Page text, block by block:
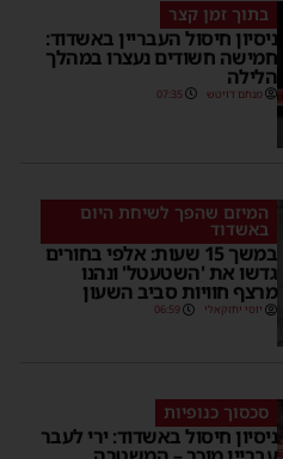
בתוך זמן קצר
ניסיון חיסול העבריין באשדוד:
חמישה חשודים נעצרו במהלך
הלילה
מנחם דויטש 07:35
המיזם שהפך לשיחת היום
באשדוד
במשך 15 שעות: אלפי בחורים
גדשו את 'השטעטל' ונהנו
מרצף חוויות סביב השעון
יוסי יחזקאלי 06:59
סכסוך כנופיות
ניסיון חיסול באשדוד: ירי לעבר